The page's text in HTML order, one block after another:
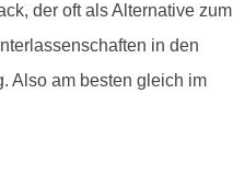
der oft als Alternative zum
in den
Also am besten gleich im